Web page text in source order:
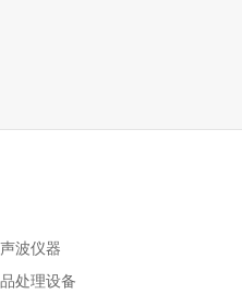
波仪器
处理设备